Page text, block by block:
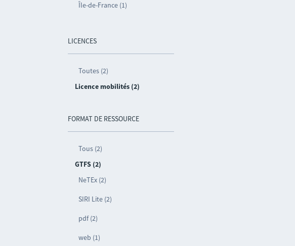
Île-de-France (1)
LICENCES
Toutes (2)
Licence mobilités (2)
FORMAT DE RESSOURCE
Tous (2)
GTFS (2)
NeTEx (2)
SIRI Lite (2)
pdf (2)
web (1)